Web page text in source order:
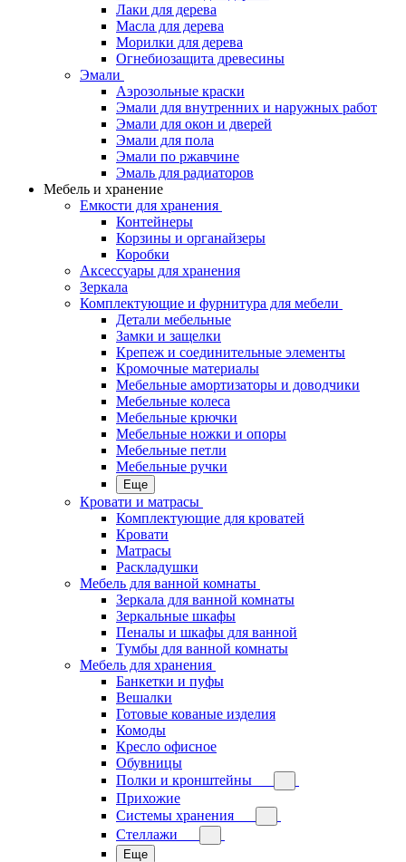
Лаки для дерева
Масла для дерева
Морилки для дерева
Огнебиозащита древесины
Эмали
Аэрозольные краски
Эмали для внутренних и наружных работ
Эмали для окон и дверей
Эмали для пола
Эмали по ржавчине
Эмаль для радиаторов
Мебель и хранение
Емкости для хранения
Контейнеры
Корзины и органайзеры
Коробки
Аксессуары для хранения
Зеркала
Комплектующие и фурнитура для мебели
Детали мебельные
Замки и защелки
Крепеж и соединительные элементы
Кромочные материалы
Мебельные амортизаторы и доводчики
Мебельные колеса
Мебельные крючки
Мебельные ножки и опоры
Мебельные петли
Мебельные ручки
Еще
Кровати и матрасы
Комплектующие для кроватей
Кровати
Матрасы
Раскладушки
Мебель для ванной комнаты
Зеркала для ванной комнаты
Зеркальные шкафы
Пеналы и шкафы для ванной
Тумбы для ванной комнаты
Мебель для хранения
Банкетки и пуфы
Вешалки
Готовые кованые изделия
Комоды
Кресло офисное
Обувницы
Полки и кронштейны
Прихожие
Системы хранения
Стеллажи
Еще